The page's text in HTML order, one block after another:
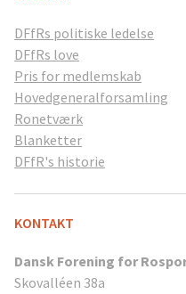
DFfRs politiske ledelse
DFfRs love
Pris for medlemskab
Hovedgeneralforsamling
Ronetværk
Blanketter
DFfR's historie
KONTAKT
Dansk Forening for
Skovalléen 38a